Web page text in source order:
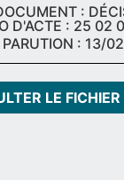
:
D'ACTE : 25 02
PARUTION : 13/
LE FICHIER